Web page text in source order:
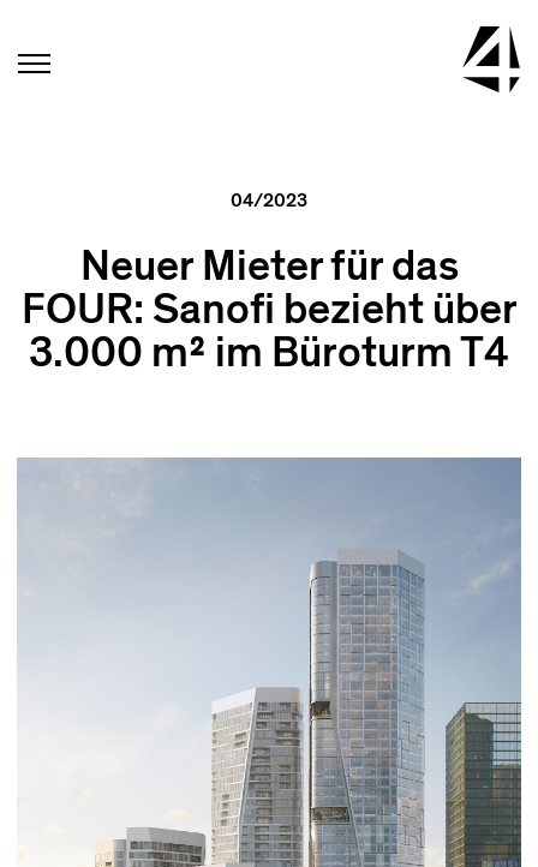
04/2023
Neuer Mieter für das
FOUR: Sanofi bezieht über
3.000 m² im Büroturm T4